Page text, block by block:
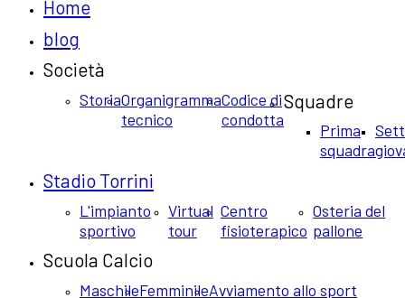
Home
blog
Società
StoriaOrganigramma
tecnico
Codice di
condotta
Squadre
Prima
squadra
Stadio Torrini
L'impianto
sportivo
Virtual
tour
Centro
fisioterapico
Osteria del
pallone
Scuola Calcio
MaschileFemminileAvviamento allo sport